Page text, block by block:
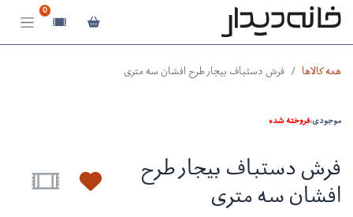
0
همه کالاها فرش دستباف بیجار طرح افشان سه متری
موجودی:فروخته شده
فرش دستباف بیجار طرح
افشان سه متری